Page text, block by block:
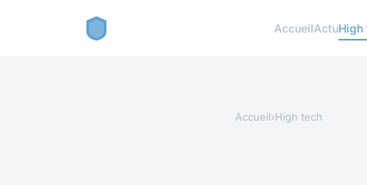
AccueilActuHigh
Accueil›High tech